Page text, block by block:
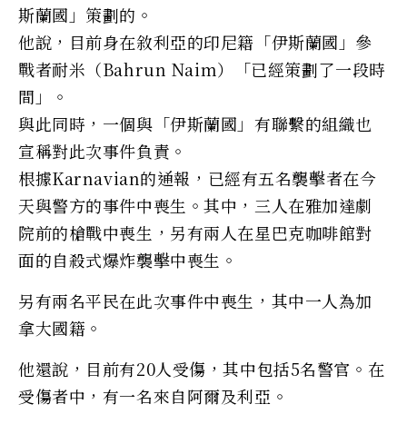
斯蘭國」策劃的。
他說，目前身在敘利亞的印尼籍「伊斯蘭國」參
戰者耐米（Bahrun Naim）「已經策劃了一段時
間」。
與此同時，一個與「伊斯蘭國」有聯繫的組織也
宣稱對此次事件負責。
根據Karnavian的通報，已經有五名襲擊者在今
天與警方的事件中喪生。其中，三人在雅加達劇
院前的槍戰中喪生，另有兩人在星巴克咖啡館對
面的自殺式爆炸襲擊中喪生。
另有兩名平民在此次事件中喪生，其中一人為加
拿大國籍。
他還說，目前有20人受傷，其中包括5名警官。在
受傷者中，有一名來自阿爾及利亞。